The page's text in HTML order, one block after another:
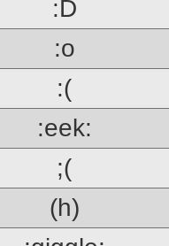
:D
:o
:(
:eek:
;(
(h)